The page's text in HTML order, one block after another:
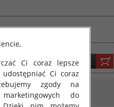
Ci coraz lepsze
Ci coraz
zgody na
do